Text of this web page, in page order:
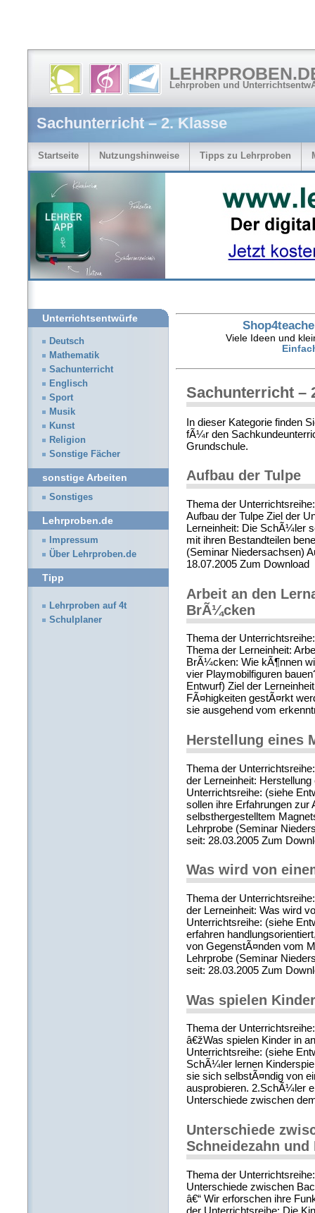
Lehrproben und
Sachunterricht – 2. Klasse
Startseite Nutzungshinweise Tipps zu Lehrproben
Viele Ideen und
Sachunterricht –
In dieser Kategorie finden
fÃ¼r den
Grundschule.
Aufbau der Tulpe
Thema der
Aufbau der Tulpe Ziel der
Lerneinheit: Die SchÃ¼ler
mit ihren Bestandteilen
(Seminar Niedersachsen)
18.07.2005 Zum Download
Arbeit an den
BrÃ¼cken
Thema der
Thema der Lerneinheit:
BrÃ¼cken: Wie kÃ¶nnen
vier Playmobilfiguren
Entwurf) Ziel der
FÃ¤higkeiten gestÃ¤rkt
sie ausgehend vom
Herstellung eines
Thema der
der Lerneinheit:
Unterrichtsreihe: (siehe
sollen ihre Erfahrungen zur
selbsthergestelltem
Lehrprobe (Seminar
seit: 28.03.2005 Zum
Was wird von
Thema der
der Lerneinheit: Was wird
Unterrichtsreihe: (siehe
erfahren
von GegenstÃ¤nden vom
Lehrprobe (Seminar
seit: 28.03.2005 Zum
Was spielen
Thema der
â€žWas spielen Kinder in
Unterrichtsreihe: (siehe
SchÃ¼ler lernen
sie sich selbstÃ¤ndig von
ausprobieren. 2.SchÃ¼ler
Unterschiede zwischen
Unterschiede
Schneidezahn und
Thema der
Unterschiede zwischen
â€“ Wir erforschen ihre
der Unterrichtsreihe: Die
Unterrichtsentwürfe
Deutsch
Mathematik
Sachunterricht
Englisch
Sport
Musik
Kunst
Religion
Sonstige Fächer
sonstige Arbeiten
Sonstiges
Lehrproben.de
Impressum
Über Lehrproben.de
Tipp
Lehrproben auf 4t
Schulplaner